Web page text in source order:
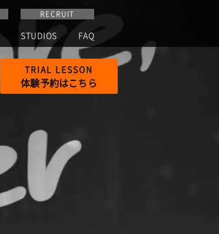
RECRUIT
STUDIOS FAQ
TRIAL LESSON
体験予約はこちら